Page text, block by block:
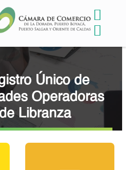
Único de
Operadoras
Libranza